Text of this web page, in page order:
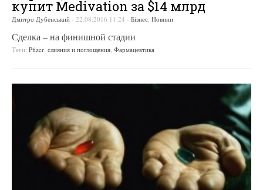
купит Medivation за $14 млрд
Дмитро Дубенський - 22.08.2016 11:24 - Бізнес, Новини
Сделка – на финишной стадии
Теги: Pfizer, слияния и поглощения, Фармацевтика